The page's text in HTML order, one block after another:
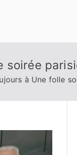
soirée
à Une folle